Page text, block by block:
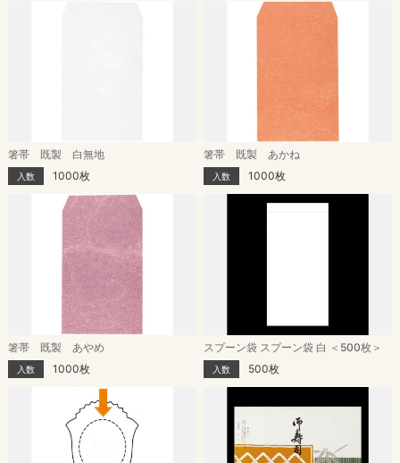
箸帯 既製 白無地
入数 1000枚
箸帯 既製 あかね
入数 1000枚
箸帯 既製 あやめ
入数 1000枚
スプーン袋 スプーン袋 白 ＜500枚＞
入数 500枚